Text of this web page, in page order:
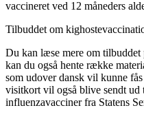
vaccineret ved 12 måneders
Tilbuddet om
Du kan læse mere om tilbuddet
kan du også hente række
som udover dansk vil kunne
visitkort vil også blive sendt ud
influenzavacciner fra Statens